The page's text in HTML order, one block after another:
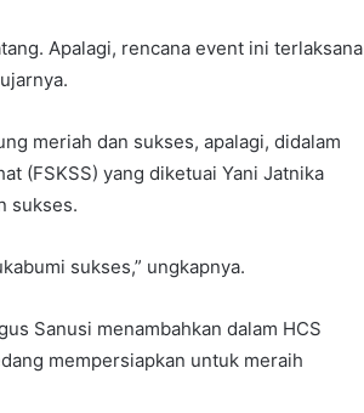
Apalagi, rencana event ini terlaksana
meriah dan sukses, apalagi, didalam
(FSKSS) yang diketuai Yani Jatnika
sukses.
sukses,” ungkapnya.
Sanusi menambahkan dalam HCS
mempersiapkan untuk meraih